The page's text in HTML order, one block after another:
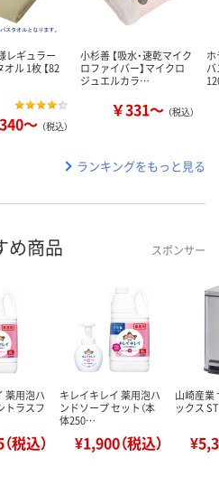
レギュラー
ル 1枚 【82
～ （税込）
小杉善 【吸水・速乾マイク
ロファイバー】マイクロ
ジュエルカラ…
￥331～ （税込）
バ
ランキングをもっと見る
め商品 スポンサー
薬用泡ハ
トラスフ
税込）
キレイキレイ 薬用泡ハ
ンドソープ セット（本
体250…
¥1,900（税込）
山崎産業
ックス